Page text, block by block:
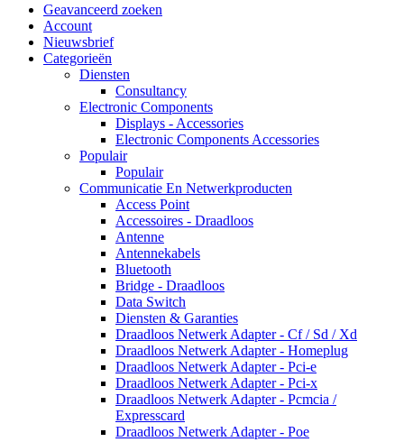
Geavanceerd zoeken
Account
Nieuwsbrief
Categorieën
Diensten
Consultancy
Electronic Components
Displays - Accessories
Electronic Components Accessories
Populair
Populair
Communicatie En Netwerkproducten
Access Point
Accessoires - Draadloos
Antenne
Antennekabels
Bluetooth
Bridge - Draadloos
Data Switch
Diensten & Garanties
Draadloos Netwerk Adapter - Cf / Sd / Xd
Draadloos Netwerk Adapter - Homeplug
Draadloos Netwerk Adapter - Pci-e
Draadloos Netwerk Adapter - Pci-x
Draadloos Netwerk Adapter - Pcmcia /
Expresscard
Draadloos Netwerk Adapter - Poe